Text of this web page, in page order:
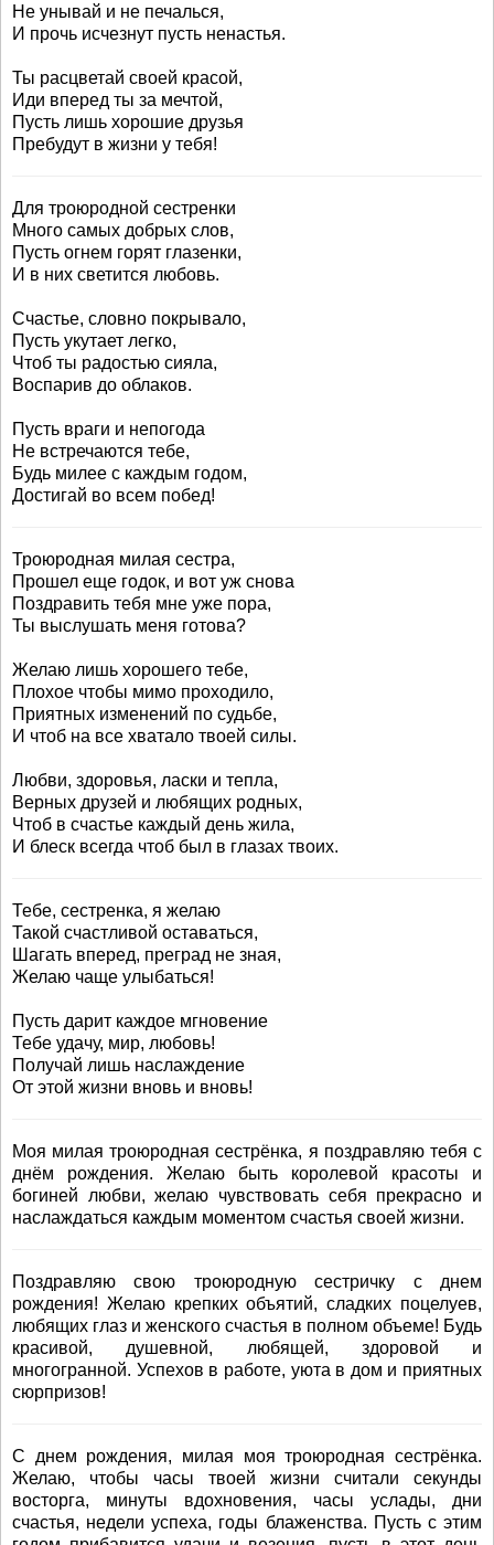
Не унывай и не печалься,
И прочь исчезнут пусть ненастья.
Ты расцветай своей красой,
Иди вперед ты за мечтой,
Пусть лишь хорошие друзья
Пребудут в жизни у тебя!
Для троюродной сестренки
Много самых добрых слов,
Пусть огнем горят глазенки,
И в них светится любовь.
Счастье, словно покрывало,
Пусть укутает легко,
Чтоб ты радостью сияла,
Воспарив до облаков.
Пусть враги и непогода
Не встречаются тебе,
Будь милее с каждым годом,
Достигай во всем побед!
Троюродная милая сестра,
Прошел еще годок, и вот уж снова
Поздравить тебя мне уже пора,
Ты выслушать меня готова?
Желаю лишь хорошего тебе,
Плохое чтобы мимо проходило,
Приятных изменений по судьбе,
И чтоб на все хватало твоей силы.
Любви, здоровья, ласки и тепла,
Верных друзей и любящих родных,
Чтоб в счастье каждый день жила,
И блеск всегда чтоб был в глазах твоих.
Тебе, сестренка, я желаю
Такой счастливой оставаться,
Шагать вперед, преград не зная,
Желаю чаще улыбаться!
Пусть дарит каждое мгновение
Тебе удачу, мир, любовь!
Получай лишь наслаждение
От этой жизни вновь и вновь!
Моя милая троюродная сестрёнка, я поздравляю тебя с
днём рождения. Желаю быть королевой красоты и
богиней любви, желаю чувствовать себя прекрасно и
наслаждаться каждым моментом счастья своей жизни.
Поздравляю свою троюродную сестричку с днем
рождения! Желаю крепких объятий, сладких поцелуев,
любящих глаз и женского счастья в полном объеме! Будь
красивой, душевной, любящей, здоровой и
многогранной. Успехов в работе, уюта в дом и приятных
сюрпризов!
С днем рождения, милая моя троюродная сестрёнка.
Желаю, чтобы часы твоей жизни считали секунды
восторга, минуты вдохновения, часы услады, дни
счастья, недели успеха, годы блаженства. Пусть с этим